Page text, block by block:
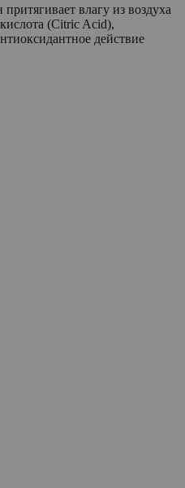
влагу из воздуха
(Citric Acid),
действие